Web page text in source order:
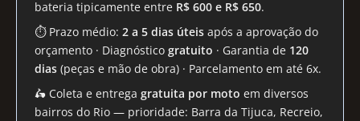
bateria tipicamente entre R$ 600 e R$ 650.
⏱ Prazo médio: 2 a 5 dias úteis após a aprovação do
orçamento · Diagnóstico gratuito · Garantia de 120
dias (peças e mão de obra) · Parcelamento em até 6x.
🛵 Coleta e entrega gratuita por moto em diversos
bairros do Rio — prioridade: Barra da Tijuca, Recreio,